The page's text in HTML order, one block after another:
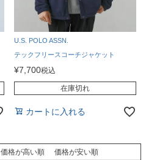
U.S. POLO ASSN.
テックフリースコーチジャケット
¥7,700税込
在庫切れ
カートに入れる
価格が高い順 価格が安い順